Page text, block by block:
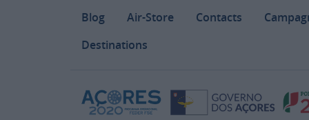
Footer
Blog Air-Store Contacts
Destinations